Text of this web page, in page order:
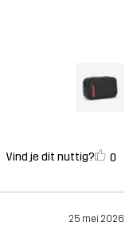
Vind je dit nuttig? 0
25 mei 2026